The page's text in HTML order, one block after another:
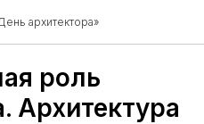
архитектора»
роль
Архитектура